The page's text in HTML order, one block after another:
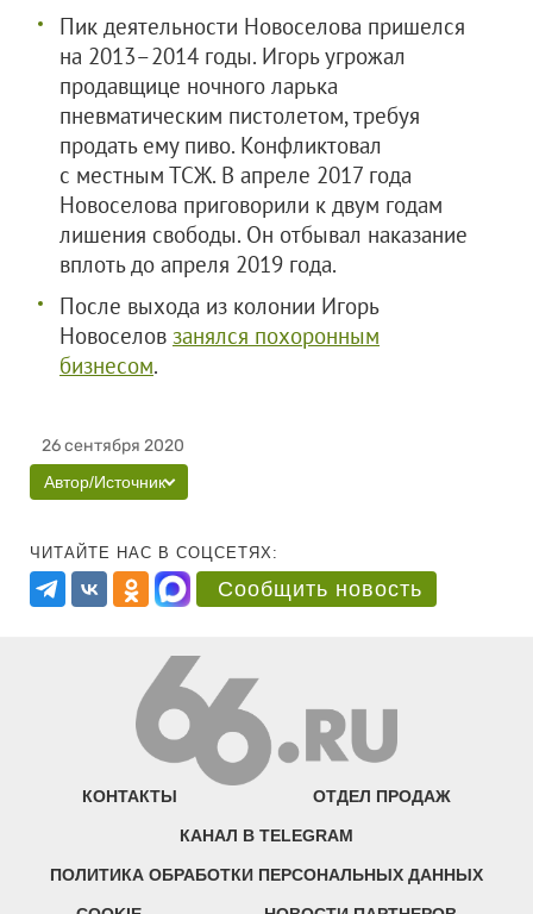
Пик деятельности Новоселова пришелся
на 2013–2014 годы. Игорь угрожал
продавщице ночного ларька
пневматическим пистолетом, требуя
продать ему пиво. Конфликтовал
с местным ТСЖ. В апреле 2017 года
Новоселова приговорили к двум годам
лишения свободы. Он отбывал наказание
вплоть до апреля 2019 года.
После выхода из колонии Игорь
Новоселов занялся похоронным
бизнесом.
26 сентября 2020
Автор/Источник
ЧИТАЙТЕ НАС В СОЦСЕТЯХ:
Сообщить новость
КОНТАКТЫ ОТДЕЛ ПРОДАЖ
КАНАЛ В TELEGRAM
ПОЛИТИКА ОБРАБОТКИ ПЕРСОНАЛЬНЫХ ДАННЫХ